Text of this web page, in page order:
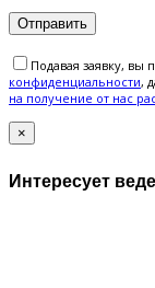
Подавая заявку, вы
конфиденциальности,
на получение от нас
×
Интересует